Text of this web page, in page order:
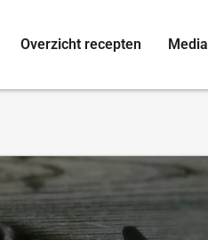
Overzicht recepten Media